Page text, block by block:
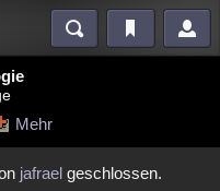
Mehr
jafraelgeschlossen.